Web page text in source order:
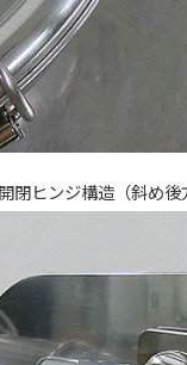
閉ヒンジ構造（斜め後